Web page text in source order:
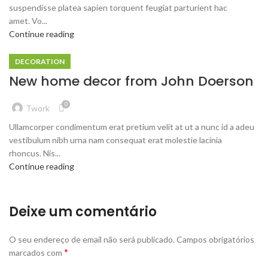
suspendisse platea sapien torquent feugiat parturient hac
amet. Vo...
Continue reading
DECORATION
New home decor from John Doerson
Twork 0
Ullamcorper condimentum erat pretium velit at ut a nunc id a adeu
vestibulum nibh urna nam consequat erat molestie lacinia
rhoncus. Nis...
Continue reading
Deixe um comentário
O seu endereço de email não será publicado. Campos obrigatórios
marcados com *